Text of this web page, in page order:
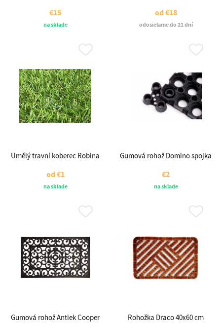
€15
na sklade
od€18
odosielame do 21 dní
Umělý travní koberec Robina
od€1
na sklade
Gumová rohož Domino spojka
€2
na sklade
Gumová rohož Antiek Cooper Rohožka Draco 40x60 cm